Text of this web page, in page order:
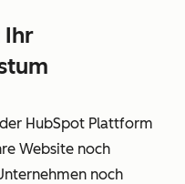
Ihr
HubSpot Plattform
Website noch
noch